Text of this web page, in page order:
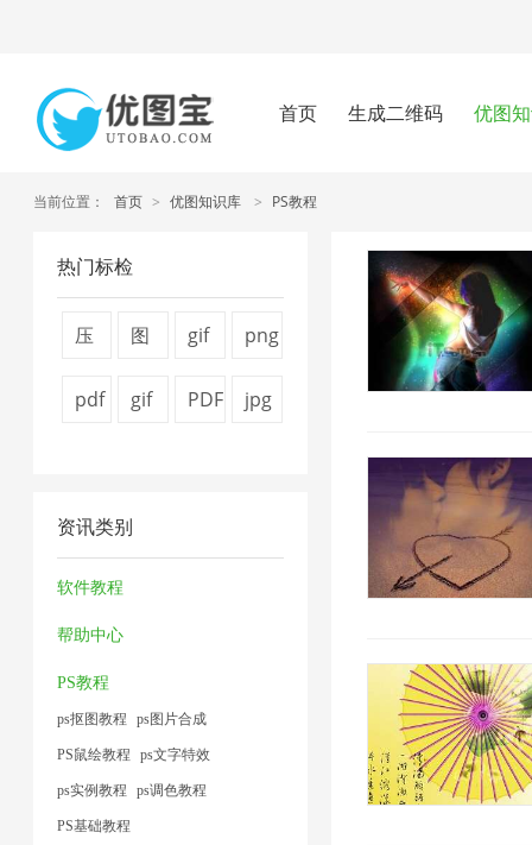
首页 生成二维码 优图
当前位置： 首页 > 优图知识库 > PS教程
热门标检
压
大
小
图
器
2
gif
png
1
pdf
压
缩
1
gif
压
PDF
jpg
资讯类别
软件教程
帮助中心
PS教程
ps抠图教程 ps图片合成
PS鼠绘教程 ps文字特效
ps实例教程 ps调色教程
PS基础教程